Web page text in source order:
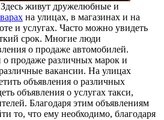
живут дружелюбные и
на улицах, в магазинах и на
и услугах. Часто можно увидеть
срок. Многие люди
о продаже автомобилей.
продаже различных марок и
вакансии. На улицах
объявления о различных
объявления о услугах такси,
Благодаря этим объявлениям
то, что ему необходимо, благодаря